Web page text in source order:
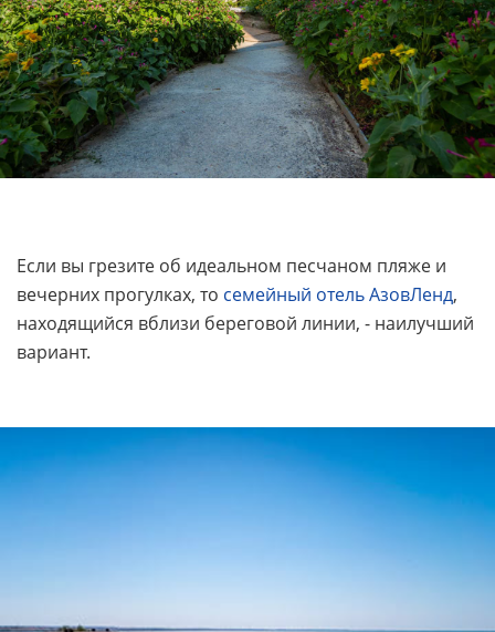
Если вы грезите об идеальном песчаном пляже и
вечерних прогулках, то семейный отель АзовЛенд,
находящийся вблизи береговой линии, - наилучший
вариант.